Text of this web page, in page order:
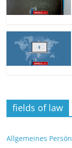
fields of law
Allgemeines